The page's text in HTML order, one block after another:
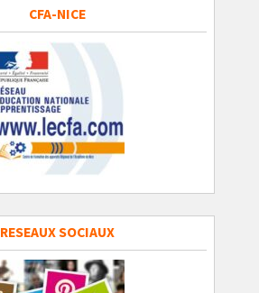
CFA-NICE
RESEAUX SOCIAUX